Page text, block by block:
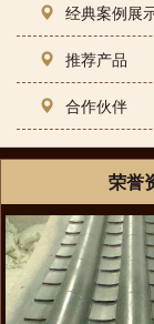
经典案例展
推荐产品
合作伙伴
荣誉